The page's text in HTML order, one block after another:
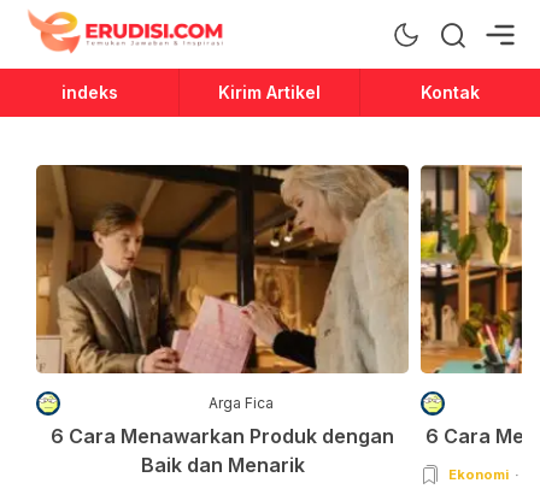
Erudisi
Temukan Jawaban dan Inspirasi
indeks Kirim Artikel Kontak
Arga Fica
6 Cara Menawarkan Produk dengan
Baik dan Menarik
6 Cara
Ekonomi